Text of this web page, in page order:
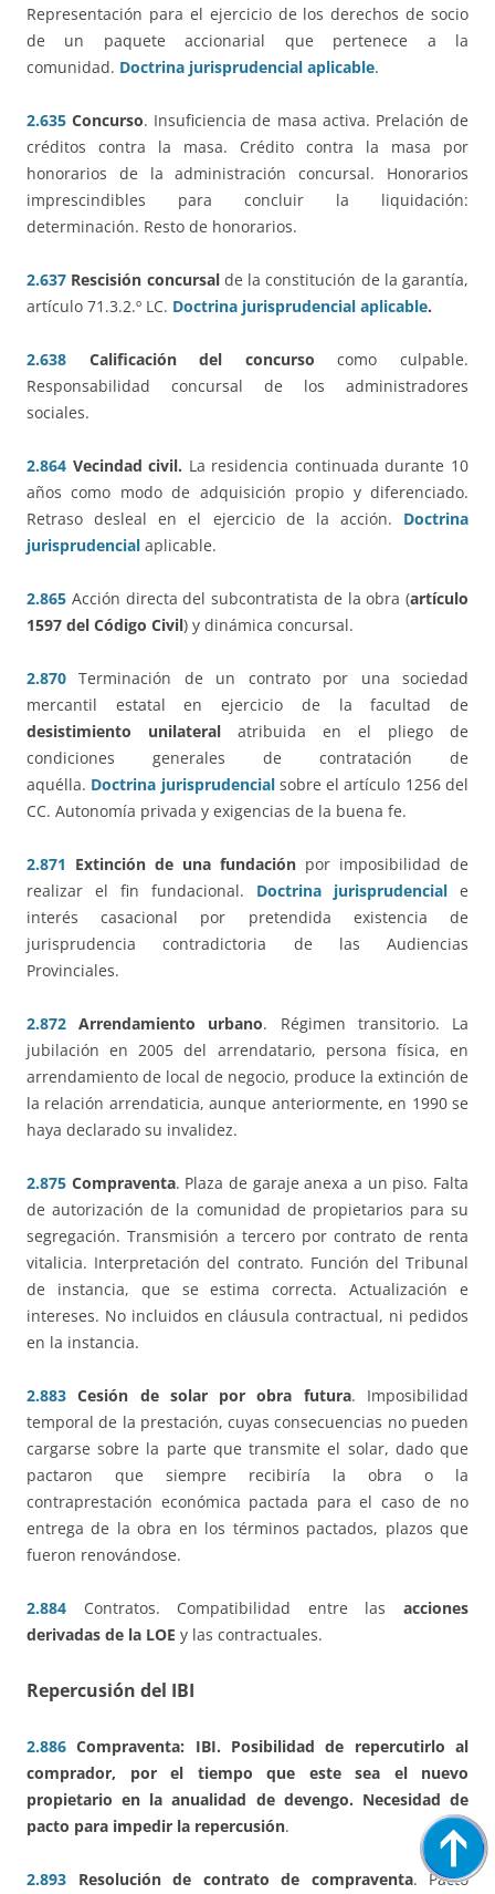
Representación para el ejercicio de los derechos de socio
de un paquete accionarial que pertenece a la
comunidad. Doctrina jurisprudencial aplicable.
2.635 Concurso. Insuficiencia de masa activa. Prelación de
créditos contra la masa. Crédito contra la masa por
honorarios de la administración concursal. Honorarios
imprescindibles para concluir la liquidación:
determinación. Resto de honorarios.
2.637 Rescisión concursalde la constitución de la garantía,
artículo 71.3.2.º LC. Doctrina jurisprudencial aplicable.
2.638 Calificación del concurso como culpable.
Responsabilidad concursal de los administradores
sociales.
2.864 Vecindad civil. La residencia continuada durante 10
años como modo de adquisición propio y diferenciado.
Retraso desleal en el ejercicio de la acción. Doctrina
jurisprudencial aplicable.
2.865 Acción directa del subcontratista de la obra (artículo
1597 del Código Civil) y dinámica concursal.
2.870 Terminación de un contrato por una sociedad
mercantil estatal en ejercicio de la facultad de
desistimiento unilateral atribuida en el pliego de
condiciones generales de contratación de
aquélla. Doctrina jurisprudencial sobre el artículo 1256 del
CC. Autonomía privada y exigencias de la buena fe.
2.871 Extinción de una fundación por imposibilidad de
realizar el fin fundacional. Doctrina jurisprudencial e
interés casacional por pretendida existencia de
jurisprudencia contradictoria de las Audiencias
Provinciales.
2.872 Arrendamiento urbano. Régimen transitorio. La
jubilación en 2005 del arrendatario, persona física, en
arrendamiento de local de negocio, produce la extinción de
la relación arrendaticia, aunque anteriormente, en 1990 se
haya declarado su invalidez.
2.875 Compraventa. Plaza de garaje anexa a un piso. Falta
de autorización de la comunidad de propietarios para su
segregación. Transmisión a tercero por contrato de renta
vitalicia. Interpretación del contrato. Función del Tribunal
de instancia, que se estima correcta. Actualización e
intereses. No incluidos en cláusula contractual, ni pedidos
en la instancia.
2.883 Cesión de solar por obra futura. Imposibilidad
temporal de la prestación, cuyas consecuencias no pueden
cargarse sobre la parte que transmite el solar, dado que
pactaron que siempre recibiría la obra o la
contraprestación económica pactada para el caso de no
entrega de la obra en los términos pactados, plazos que
fueron renovándose.
2.884 Contratos. Compatibilidad entre las acciones
derivadas de la LOE y las contractuales.
Repercusión del IBI
2.886 Compraventa: IBI. Posibilidad de repercutirlo al
comprador, por el tiempo que este sea el nuevo
propietario en la anualidad de devengo. Necesidad de
pacto para impedir la repercusión.
2.893 Resolución de contrato de compraventa. Pacto